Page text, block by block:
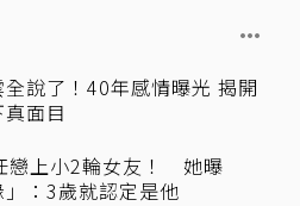
說了！40年感情曝光 揭開
面目
戀上小2輪女友！ 她曝
」：3歲就認定是他